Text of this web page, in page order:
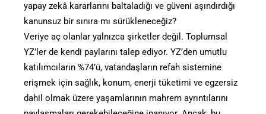
yapay zekâ kararlarını baltaladığı ve güveni aşındırdığı
kanunsuz bir sınıra mı sürükleneceğiz?
Veriye aç olanlar yalnızca şirketler değil. Toplumsal
YZ’ler de kendi paylarını talep ediyor. YZ’den umutlu
katılımcıların %74’ü, vatandaşların refah sistemine
erişmek için sağlık, konum, enerji tüketimi ve egzersiz
dahil olmak üzere yaşamlarının mahrem ayrıntılarını